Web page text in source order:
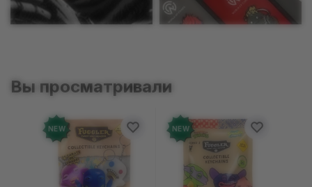
Вы просматривали
NEW NEW